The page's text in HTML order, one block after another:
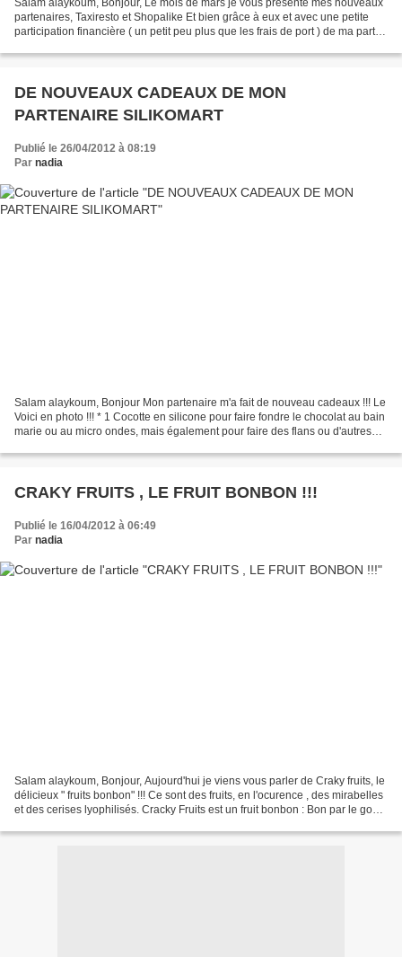
partenaires, Taxiresto et Shopalike Et bien grâce à eux et avec une petite
participation financière ( un petit peu plus que les frais de port ) de ma part,
DE NOUVEAUX CADEAUX DE MON
PARTENAIRE SILIKOMART
Publié le 26/04/2012 à 08:19
Par nadia
Salam alaykoum, Bonjour Mon partenaire m'a fait de nouveau cadeaux !!! Le
Voici en photo !!! * 1 Cocotte en silicone pour faire fondre le chocolat au bain
marie ou au micro ondes, mais également pour faire des flans ou d'autres
CRAKY FRUITS , LE FRUIT BONBON !!!
Publié le 16/04/2012 à 06:49
Par nadia
Salam alaykoum, Bonjour, Aujourd'hui je viens vous parler de Craky fruits, le
délicieux " fruits bonbon" !!! Ce sont des fruits, en l'ocurence , des mirabelles
et des cerises lyophilisés. Cracky Fruits est un fruit bonbon : Bon par le goût,